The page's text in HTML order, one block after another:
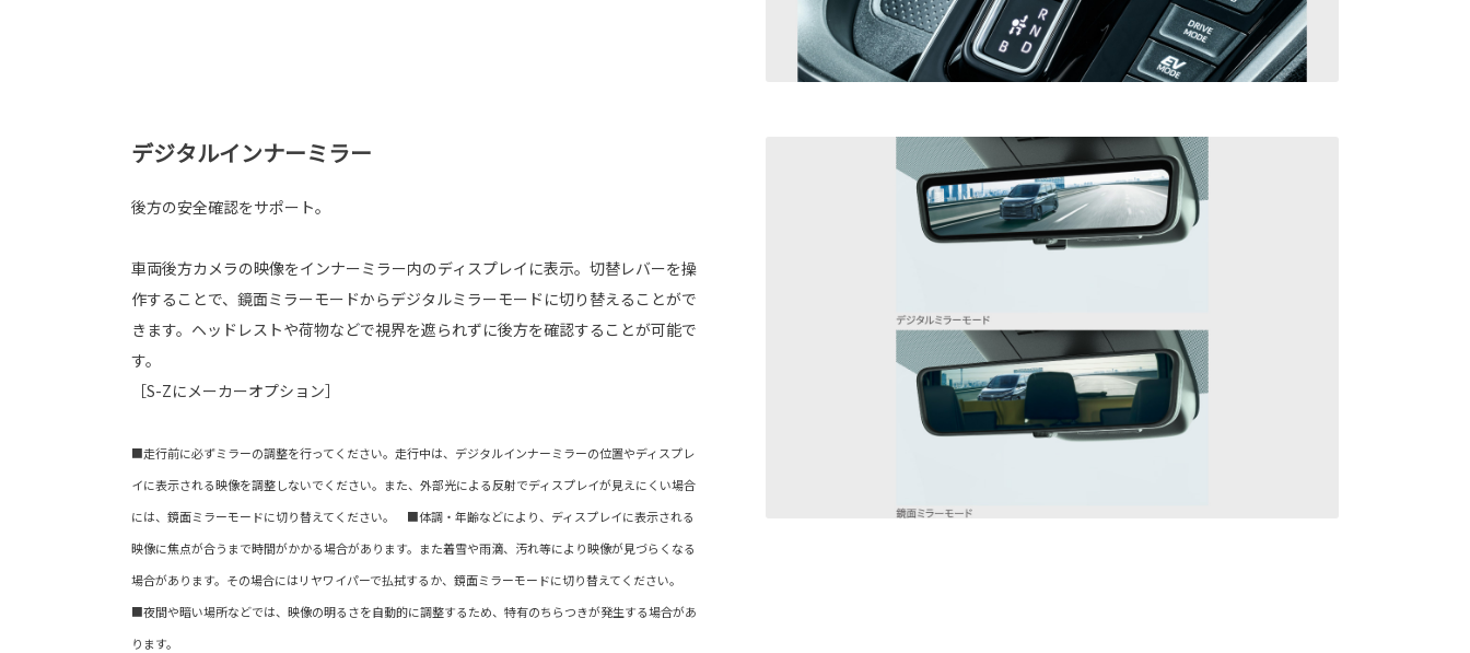
デジタルインナーミラー
後方の安全確認をサポート。
車両後方カメラの映像をインナーミラー内のディスプレイに表示。切替レバーを操
作することで、鏡面ミラーモードからデジタルミラーモードに切り替えることがで
きます。ヘッドレストや荷物などで視界を遮られずに後方を確認することが可能で
す。
［S-Zにメーカーオプション］
■走行前に必ずミラーの調整を行ってください。走行中は、デジタルインナーミラーの位置やディスプレ
イに表示される映像を調整しないでください。また、外部光による反射でディスプレイが見えにくい場合
には、鏡面ミラーモードに切り替えてください。 ■体調・年齢などにより、ディスプレイに表示される
映像に焦点が合うまで時間がかかる場合があります。また着雪や雨滴、汚れ等により映像が見づらくなる
場合があります。その場合にはリヤワイパーで払拭するか、鏡面ミラーモードに切り替えてください。
■夜間や暗い場所などでは、映像の明るさを自動的に調整するため、特有のちらつきが発生する場合があ
ります。